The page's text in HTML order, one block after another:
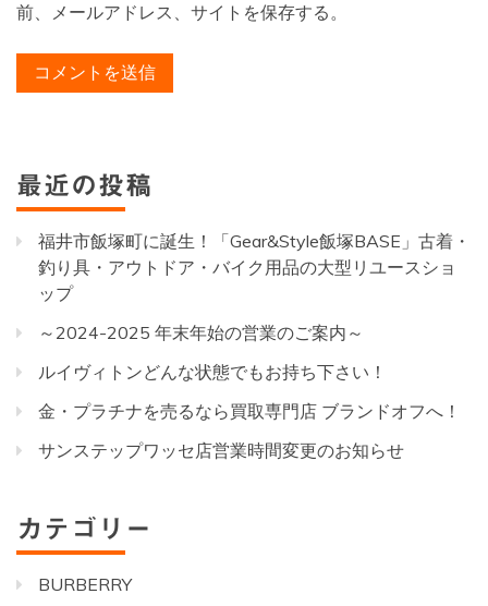
前、メールアドレス、サイトを保存する。
最近の投稿
福井市飯塚町に誕生！「Gear&Style飯塚BASE」古着・
釣り具・アウトドア・バイク用品の大型リユースショ
ップ
～2024-2025 年末年始の営業のご案内～
ルイヴィトンどんな状態でもお持ち下さい！
金・プラチナを売るなら買取専門店 ブランドオフへ！
サンステップワッセ店営業時間変更のお知らせ
カテゴリー
BURBERRY